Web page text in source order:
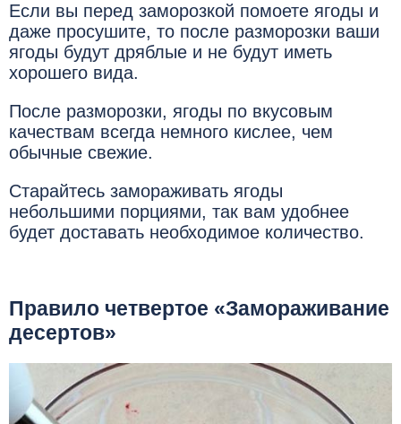
Если вы перед заморозкой помоете ягоды и
даже просушите, то после разморозки ваши
ягоды будут дряблые и не будут иметь
хорошего вида.
После разморозки, ягоды по вкусовым
качествам всегда немного кислее, чем
обычные свежие.
Старайтесь замораживать ягоды
небольшими порциями, так вам удобнее
будет доставать необходимое количество.
Правило четвертое «Замораживание
десертов»